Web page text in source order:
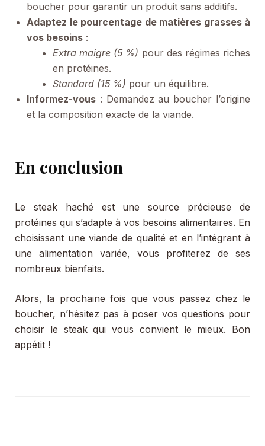
boucher pour garantir un produit sans additifs.
Adaptez le pourcentage de matières grasses à
vos besoins :
Extra maigre (5 %) pour des régimes riches
en protéines.
Standard (15 %) pour un équilibre.
Informez-vous : Demandez au boucher l’origine
et la composition exacte de la viande.
En conclusion
Le steak haché est une source précieuse de
protéines qui s’adapte à vos besoins alimentaires. En
choisissant une viande de qualité et en l’intégrant à
une alimentation variée, vous profiterez de ses
nombreux bienfaits.
Alors, la prochaine fois que vous passez chez le
boucher, n’hésitez pas à poser vos questions pour
choisir le steak qui vous convient le mieux. Bon
appétit !